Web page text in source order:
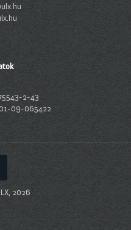
2-43
09-065422
2026